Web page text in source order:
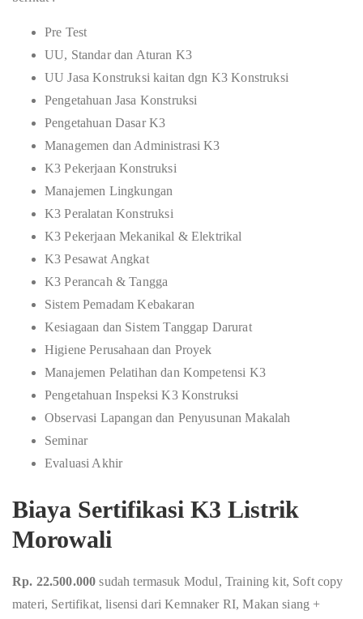
Pre Test
UU, Standar dan Aturan K3
UU Jasa Konstruksi kaitan dgn K3 Konstruksi
Pengetahuan Jasa Konstruksi
Pengetahuan Dasar K3
Managemen dan Administrasi K3
K3 Pekerjaan Konstruksi
Manajemen Lingkungan
K3 Peralatan Konstruksi
K3 Pekerjaan Mekanikal & Elektrikal
K3 Pesawat Angkat
K3 Perancah & Tangga
Sistem Pemadam Kebakaran
Kesiagaan dan Sistem Tanggap Darurat
Higiene Perusahaan dan Proyek
Manajemen Pelatihan dan Kompetensi K3
Pengetahuan Inspeksi K3 Konstruksi
Observasi Lapangan dan Penyusunan Makalah
Seminar
Evaluasi Akhir
Biaya Sertifikasi K3 Listrik
Morowali
Rp. 22.500.000sudah termasuk Modul, Training kit, Soft copy
materi, Sertifikat, lisensi dari Kemnaker RI, Makan siang +